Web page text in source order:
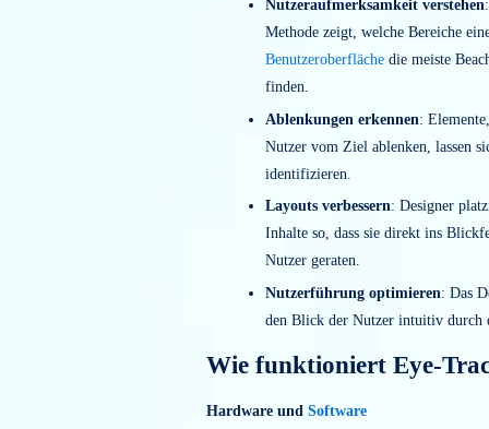
Ziele von Eye-
Blickbewegungsanalyse hat klare
Nutzeraufmerksamkeit
Methode zeigt, welche
Benutzeroberflächedie
finden.
Ablenkungen erkennen
Nutzer vom Ziel ablenken,
Layouts verbessern:
Inhalte so, dass sie direkt